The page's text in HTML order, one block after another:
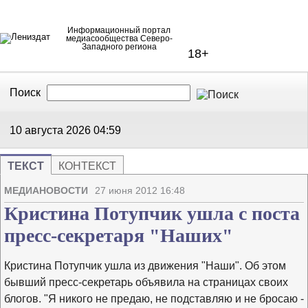
Информационный портал
медиасообщества Северо-
Западного региона
18+
Поиск
10 августа 2026 04:59
ТЕКСТ КОНТЕКСТ
МЕДИАНОВОСТИ 27 июня 2012 16:48
Кристина Потупчик ушла с поста
пресс-секретаря "Наших"
Кристина Потупчик ушла из движения "Наши". Об этом
бывший пресс-секретарь объявила на страницах своих
блогов. "Я никого не предаю, не подставляю и не бросаю -